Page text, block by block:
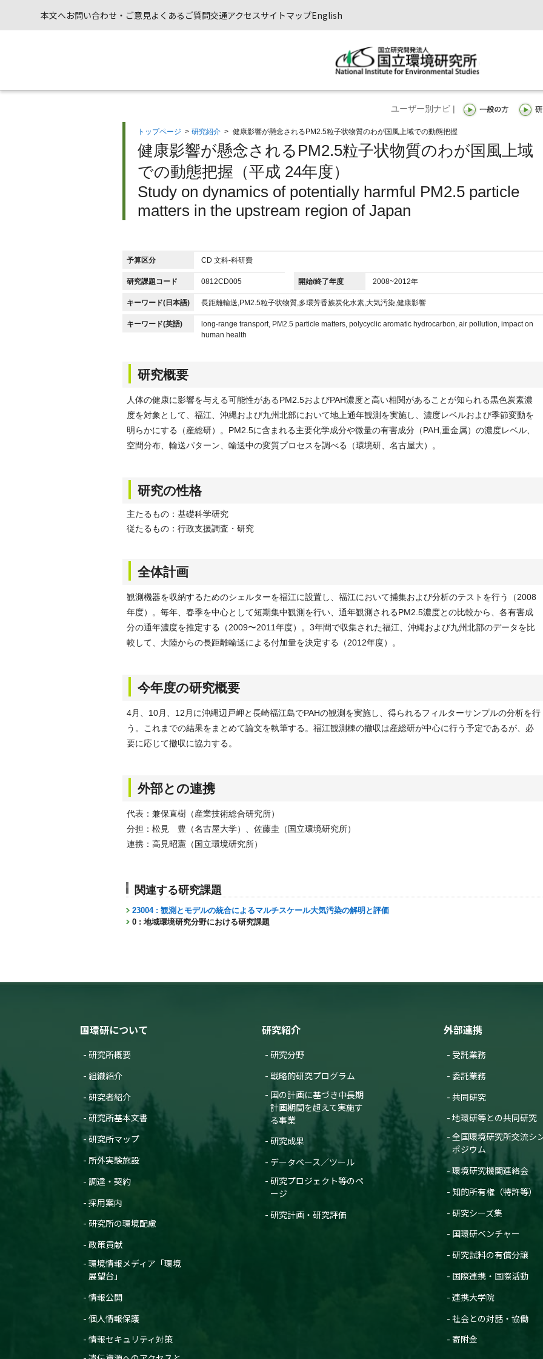
本文へお問い合わせ・ご意見よくあるご質問交通アクセスサイトマップEnglish
ユーザー別ナビ |
トップページ > 研究紹介 > 健康影響が懸念されるPM2.5粒子状物質のわが国風上域での動態把握
健康影響が懸念されるPM2.5粒子状物質のわが国風上域
での動態把握（平成 24年度）
Study on dynamics of potentially harmful PM2.5 particle
matters in the upstream region of Japan
予算区分 CD 文科-科研費
研究課題コード 0812CD005 開始/終了年度 2008~2012年
キーワード(日本語) 長距離輸送,PM2.5粒子状物質,多環芳香族炭化水素,大気汚染,健康影響
キーワード(英語)
long-range transport, PM2.5 particle matters, polycyclic aromatic hydrocarbon, air pollution, impact on
human health
研究概要
人体の健康に影響を与える可能性があるPM2.5およびPAH濃度と高い相関があることが知られる黒色炭素濃
度を対象として、福江、沖縄および九州北部において地上通年観測を実施し、濃度レベルおよび季節変動を
明らかにする（産総研）。PM2.5に含まれる主要化学成分や微量の有害成分（PAH,重金属）の濃度レベル、
空間分布、輸送パターン、輸送中の変質プロセスを調べる（環境研、名古屋大）。
研究の性格
主たるもの：基礎科学研究
従たるもの：行政支援調査・研究
全体計画
観測機器を収納するためのシェルターを福江に設置し、福江において捕集および分析のテストを行う（2008
年度）。毎年、春季を中心として短期集中観測を行い、通年観測されるPM2.5濃度との比較から、各有害成
分の通年濃度を推定する（2009〜2011年度）。3年間で収集された福江、沖縄および九州北部のデータを比
較して、大陸からの長距離輸送による付加量を決定する（2012年度）。
今年度の研究概要
4月、10月、12月に沖縄辺戸岬と長崎福江島でPAHの観測を実施し、得られるフィルターサンプルの分析を行
う。これまでの結果をまとめて論文を執筆する。福江観測棟の撤収は産総研が中心に行う予定であるが、必
要に応じて撤収に協力する。
外部との連携
代表：兼保直樹（産業技術総合研究所）
分担：松見 豊（名古屋大学）、佐藤圭（国立環境研究所）
連携：高見昭憲（国立環境研究所）
関連する研究課題
23004 : 観測とモデルの統合によるマルチスケール大気汚染の解明と評価
0 : 地域環境研究分野における研究課題
国環研について
研究所概要
組織紹介
研究者紹介
研究所基本文書
研究所マップ
所外実験施設
調達・契約
採用案内
研究所の環境配慮
政策貢献
環境情報メディア「環境
展望台」
情報公開
個人情報保護
情報セキュリティ対策
研究紹介
研究分野
戦略的研究プログラム
国の計画に基づき中長期
計画期間を超えて実施す
る事業
研究成果
データベース／ツール
研究プロジェクト等のペ
ージ
研究計画・研究評価
外部連携
受託業務
委託業務
共同研究
地環研等との共同研究
全国環境研究所交流シ
ポジウム
環境研究機関連絡会
知的所有権（特許等）
研究シーズ集
国環研ベンチャー
研究試料の有償分譲
国際連携・国際活動
連携大学院
社会との対話・協働
寄附金